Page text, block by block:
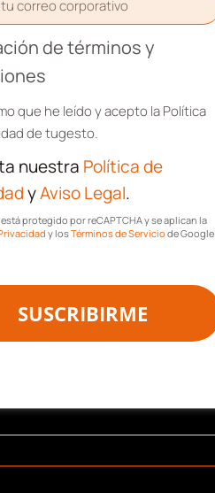
de términos y
que he leído y acepto la Política
de tugesto.
nuestra Política de
yAviso Legal.
protegido por reCAPTCHA y se aplican la
y losTérminos de Servicio de Google.
SUSCRIBIRME